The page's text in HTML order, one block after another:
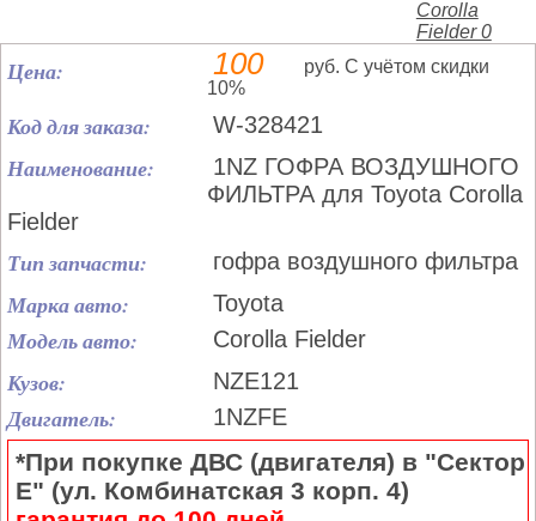
Цена: 100
руб. С учётом скидки
10%
Код для заказа: W-328421
Наименование:
1NZ ГОФРА ВОЗДУШНОГО
ФИЛЬТРА для Toyota Corolla
Fielder
Тип запчасти: гофра воздушного фильтра
Марка авто: Toyota
Модель авто: Corolla Fielder
Кузов: NZE121
Двигатель: 1NZFE
*При покупке ДВС (двигателя) в "Сектор
Е" (ул. Комбинатская 3 корп. 4)